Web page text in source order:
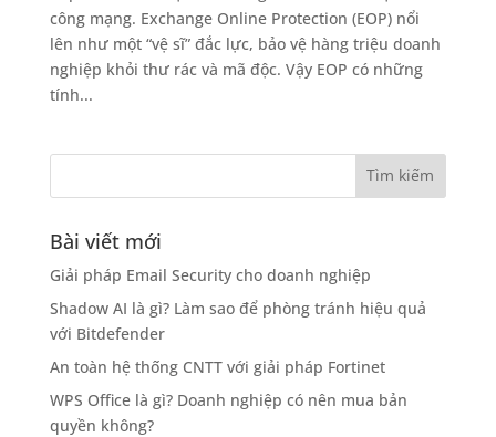
công mạng. Exchange Online Protection (EOP) nổi
lên như một “vệ sĩ” đắc lực, bảo vệ hàng triệu doanh
nghiệp khỏi thư rác và mã độc. Vậy EOP có những
tính...
Bài viết mới
Giải pháp Email Security cho doanh nghiệp
Shadow AI là gì? Làm sao để phòng tránh hiệu quả
với Bitdefender
An toàn hệ thống CNTT với giải pháp Fortinet
WPS Office là gì? Doanh nghiệp có nên mua bản
quyền không?